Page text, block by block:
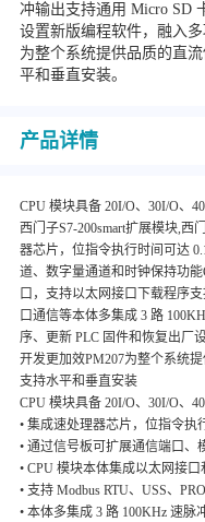
冲输出支持通用 Micro SD
设置新版编程软件，融入
为整个系统提供品质的直
平和垂直安装。
产品详情
CPU 模块具备 20I/O、30I/O、
西门子S7-200smart扩展模块,西
器芯片，位指令执行时间可达
道、数字量通道和时钟保持功
口，支持以太网接口下载程序
口通信等本体多集成 3 路
序、更新 PLC 固件和恢复出厂
开发更加效PM207为整个系统
支持水平和垂直安装
CPU 模块具备 20I/O、30I/O、
• 集成速处理器芯片，位指令执
• 通过信号板可扩展通信端口
• CPU 模块本体集成以太网接
• 支持 Modbus RTU、USS、
• 本体多集成 3 路 100KHz 速脉